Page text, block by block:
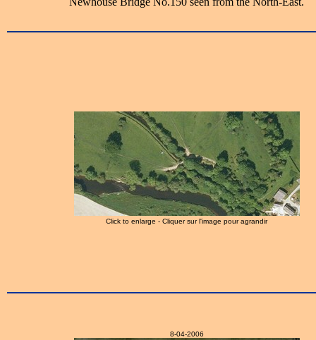
Click to enlarge - Cliquer sur l'image pour agrandir
8-04-2006